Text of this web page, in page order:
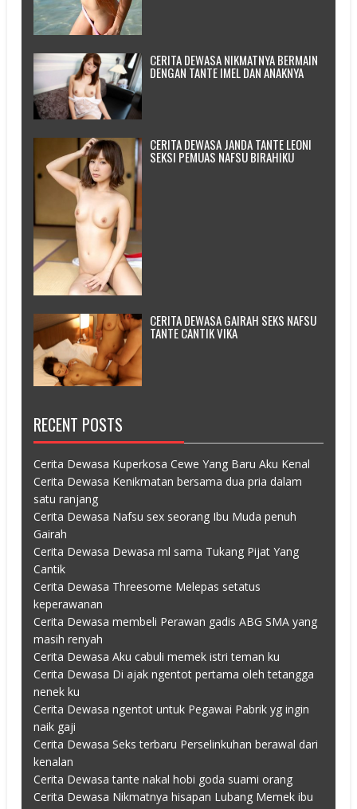
CERITA DEWASA NIKMATNYA BERMAIN
DENGAN TANTE IMEL DAN ANAKNYA
CERITA DEWASA JANDA TANTE LEONI
SEKSI PEMUAS NAFSU BIRAHIKU
CERITA DEWASA GAIRAH SEKS NAFSU
TANTE CANTIK VIKA
RECENT POSTS
Cerita Dewasa Kuperkosa Cewe Yang Baru Aku Kenal
Cerita Dewasa Kenikmatan bersama dua pria dalam
satu ranjang
Cerita Dewasa Nafsu sex seorang Ibu Muda penuh
Gairah
Cerita Dewasa Dewasa ml sama Tukang Pijat Yang
Cantik
Cerita Dewasa Threesome Melepas setatus
keperawanan
Cerita Dewasa membeli Perawan gadis ABG SMA yang
masih renyah
Cerita Dewasa Aku cabuli memek istri teman ku
Cerita Dewasa Di ajak ngentot pertama oleh tetangga
nenek ku
Cerita Dewasa ngentot untuk Pegawai Pabrik yg ingin
naik gaji
Cerita Dewasa Seks terbaru Perselinkuhan berawal dari
kenalan
Cerita Dewasa tante nakal hobi goda suami orang
Cerita Dewasa Nikmatnya hisapan Lubang Memek ibu